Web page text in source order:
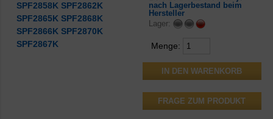
nach Lagerbestand beim
Hersteller
Lager:
Menge:
FRAGE ZUM PRODUKT
SPF2858K SPF2862K
SPF2865K SPF2868K
SPF2866K SPF2870K
SPF2867K